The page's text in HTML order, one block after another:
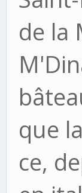
de la
que
ce,